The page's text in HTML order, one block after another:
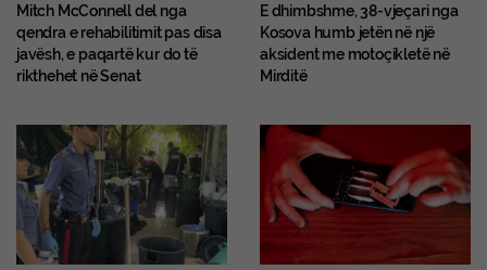
Mitch McConnell del nga
qendra e rehabilitimit pas disa
javësh, e paqartë kur do të
rikthehet në Senat
E dhimbshme, 38-vjeçari nga
Kosova humb jetën në një
aksident me motoçikletë në
Mirditë